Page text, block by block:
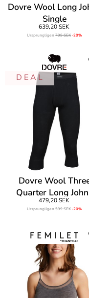
Dovre Wool Long
Single
639,20 SEK
Ursprungligen799 SEK-20%
D E A L
Dovre Wool
Quarter Long
479,20 SEK
Ursprungligen599 SEK-20%